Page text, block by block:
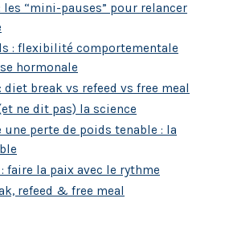
les “mini-pauses” pour relancer
: flexibilité comportementale
hormonale
diet break vs refeed vs free meal
ne dit pas) la science
perte de poids tenable : la
faire la paix avec le rythme
refeed & free meal